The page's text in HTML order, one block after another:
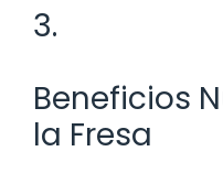
3.
Beneficios
la Fresa